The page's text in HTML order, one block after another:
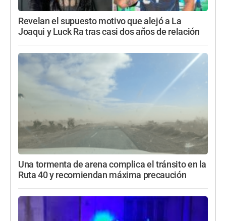
Revelan el supuesto motivo que alejó a La
Joaqui y Luck Ra tras casi dos años de relación
Una tormenta de arena complica el tránsito en la
Ruta 40 y recomiendan máxima precaución